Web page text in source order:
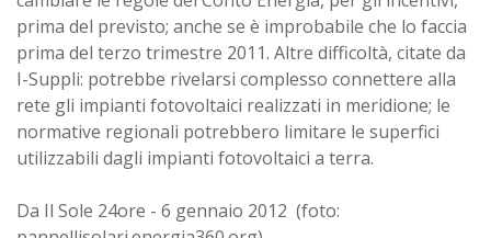
prima del previsto; anche se è improbabile che lo faccia
prima del terzo trimestre 2011. Altre difficoltà, citate da
I-Suppli: potrebbe rivelarsi complesso connettere alla
rete gli impianti fotovoltaici realizzati in meridione; le
normative regionali potrebbero limitare le superfici
utilizzabili dagli impianti fotovoltaici a terra.
Da Il Sole 24ore - 6 gennaio 2012 (foto: